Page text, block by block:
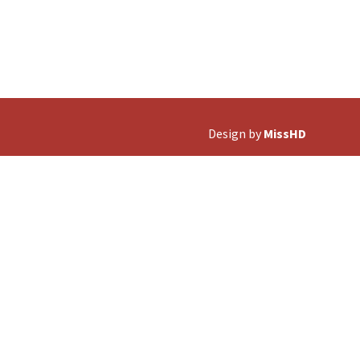
Design by MissHD